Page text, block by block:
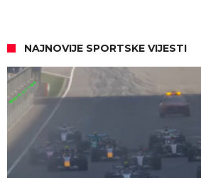
NAJNOVIJE SPORTSKE VIJESTI